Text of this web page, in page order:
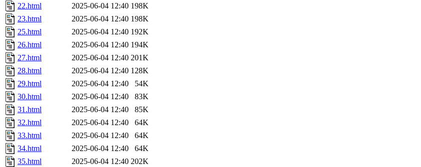
22.html
2025-06-04 12:40 198K
23.html
2025-06-04 12:40 198K
25.html
2025-06-04 12:40 192K
26.html
2025-06-04 12:40 194K
27.html
2025-06-04 12:40 201K
28.html
2025-06-04 12:40 128K
29.html
2025-06-04 12:40
54K
30.html
2025-06-04 12:40
83K
31.html
2025-06-04 12:40
85K
32.html
2025-06-04 12:40
64K
33.html
2025-06-04 12:40
64K
34.html
2025-06-04 12:40
64K
35.html
2025-06-04 12:40 202K